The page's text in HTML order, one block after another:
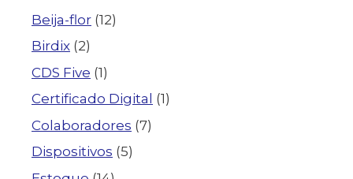
Beija-flor (12)
Birdix (2)
CDS Five (1)
Certificado Digital (1)
Colaboradores (7)
Dispositivos (5)